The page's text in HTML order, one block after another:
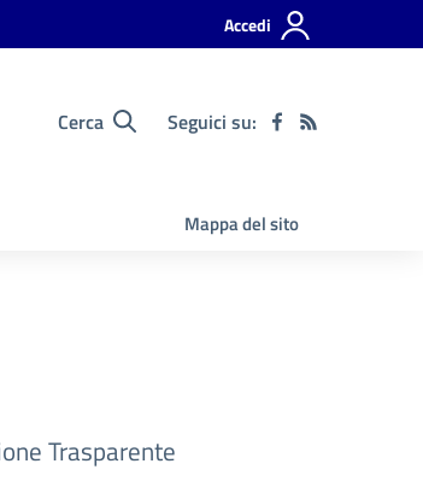
Accedi
Cerca Seguici su:
Mappa del sito
Trasparente